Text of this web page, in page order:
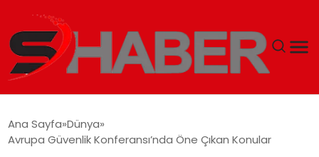
MAGAZIN
Ana Sayfa Dünya
Avrupa Güvenlik Konferansı’nda Öne Çıkan Konular